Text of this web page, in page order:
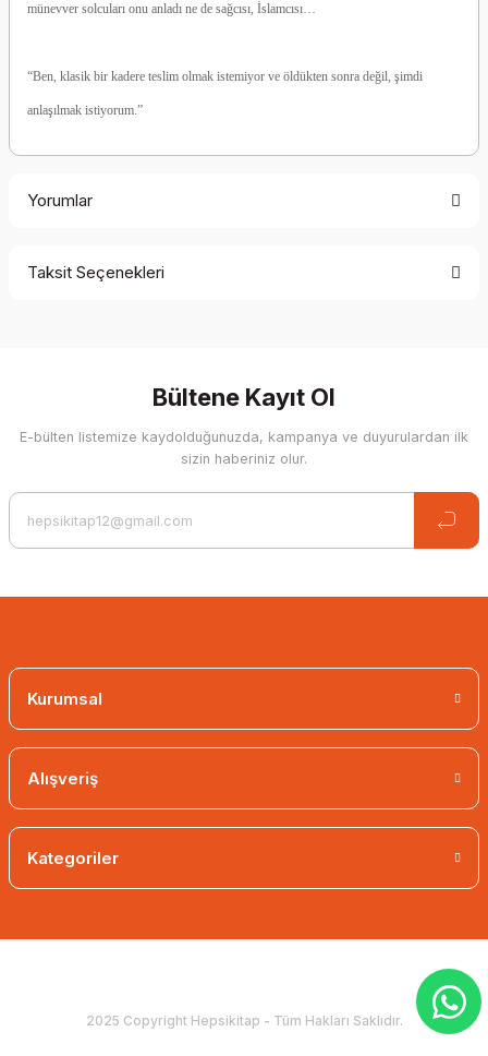
münevver solcuları onu anladı ne de sağcısı, İslamcısı…
“Ben, klasik bir kadere teslim olmak istemiyor ve öldükten sonra değil, şimdi
anlaşılmak istiyorum.”
Yorumlar
Taksit Seçenekleri
Bültene Kayıt Ol
E-bülten listemize kaydolduğunuzda, kampanya ve duyurulardan ilk
sizin haberiniz olur.
Kurumsal
Alışveriş
Kategoriler
2025 Copyright Hepsikitap - Tüm Hakları Saklıdır.